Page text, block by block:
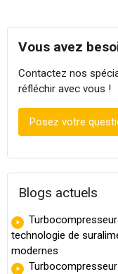
Vous avez
Contactez nos
réfléchir avec vous !
Posez votre
Blogs actuels
technologie de
modernes